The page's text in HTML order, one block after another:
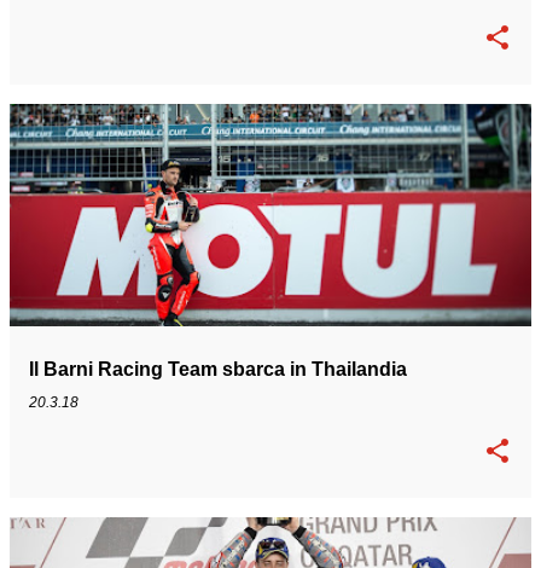
Il Barni Racing Team sbarca in Thailandia
20.3.18